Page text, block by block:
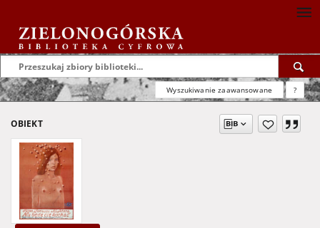
Wyszukiwanie zaawansowane ?
OBIEKT